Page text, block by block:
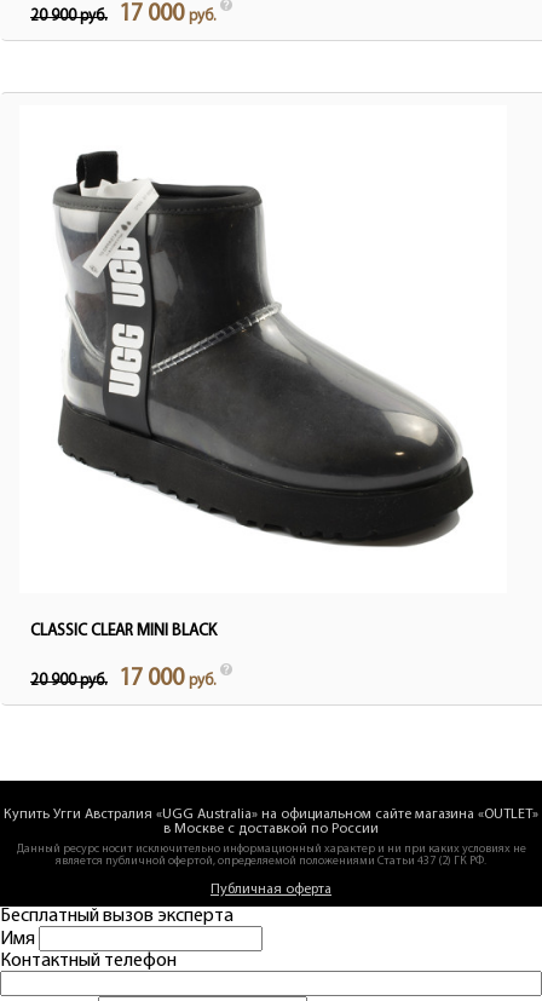
20 900 руб. 17 000 руб.
CLASSIC CLEAR MINI BLACK
20 900 руб. 17 000 руб.
Купить Угги Австралия «UGG Australia» на официальном сайте магазина «OUTLET»
в Москве с доставкой по России
Данный ресурс носит исключительно информационный характер и ни при каких условиях не
является публичной офертой, определяемой положениями Статьи 437 (2) ГК РФ.
Публичная оферта
Бесплатный вызов эксперта
Имя
Контактный телефон